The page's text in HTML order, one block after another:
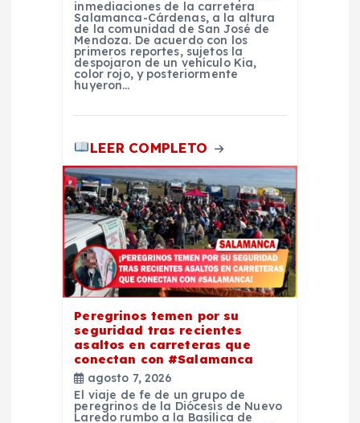
inmediaciones de la carretera
Salamanca-Cárdenas, a la altura
de la comunidad de San José de
Mendoza. De acuerdo con los
primeros reportes, sujetos la
despojaron de un vehículo Kia,
color rojo, y posteriormente
huyeron…
LEER COMPLETO
Peregrinos temen por su
seguridad tras recientes
asaltos en carreteras que
conectan con #Salamanca
agosto 7, 2026
El viaje de fe de un grupo de
peregrinos de la Diócesis de Nuevo
Laredo rumbo a la Basílica de